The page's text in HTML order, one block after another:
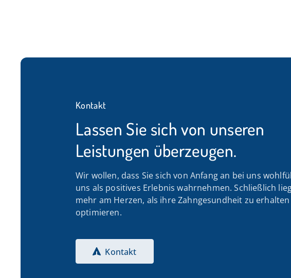
Kontakt
Lassen Sie sich von unseren
Leistungen überzeugen.
Wir wollen, dass Sie sich von Anfang an bei uns
uns als positives Erlebnis wahrnehmen. Schließlich
mehr am Herzen, als ihre Zahngesundheit zu
optimieren.
Kontakt